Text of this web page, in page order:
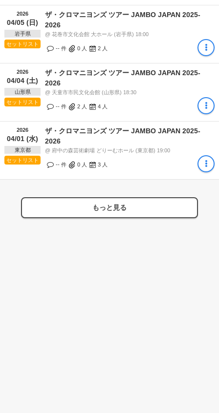
2026
04/05 (日)
岩手県
セットリスト
ザ・クロマニヨンズ ツアー JAMBO JAPAN 2025-
2026
@ 花巻市文化会館 大ホール (岩手県) 18:00
-- 件 0 人 2 人
2026
04/04 (土)
山形県
セットリスト
ザ・クロマニヨンズ ツアー JAMBO JAPAN 2025-
2026
@ 天童市市民文化会館 (山形県) 18:30
-- 件 2 人 4 人
2026
04/01 (水)
東京都
セットリスト
ザ・クロマニヨンズ ツアー JAMBO JAPAN 2025-
2026
@ 府中の森芸術劇場 どりーむホール (東京都) 19:00
-- 件 0 人 3 人
もっと見る